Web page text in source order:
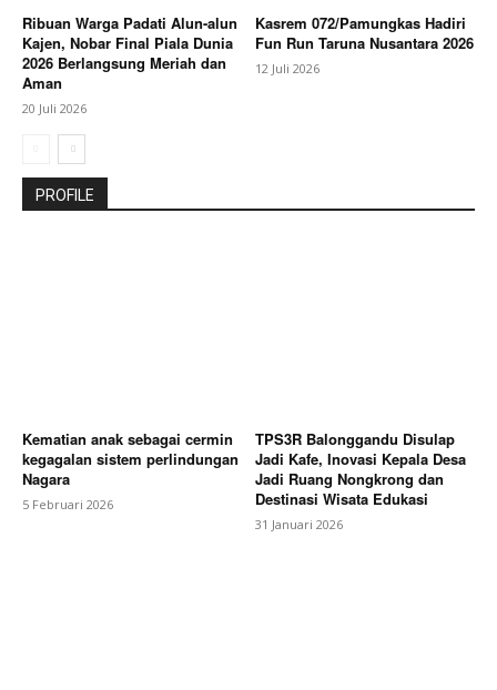
Ribuan Warga Padati Alun-alun
Kajen, Nobar Final Piala Dunia
2026 Berlangsung Meriah dan
Aman
20 Juli 2026
Kasrem 072/Pamungkas Hadiri
Fun Run Taruna Nusantara 2026
12 Juli 2026
PROFILE
Kematian anak sebagai cermin
kegagalan sistem perlindungan
Nagara
5 Februari 2026
TPS3R Balonggandu Disulap
Jadi Kafe, Inovasi Kepala Desa
Jadi Ruang Nongkrong dan
Destinasi Wisata Edukasi
31 Januari 2026